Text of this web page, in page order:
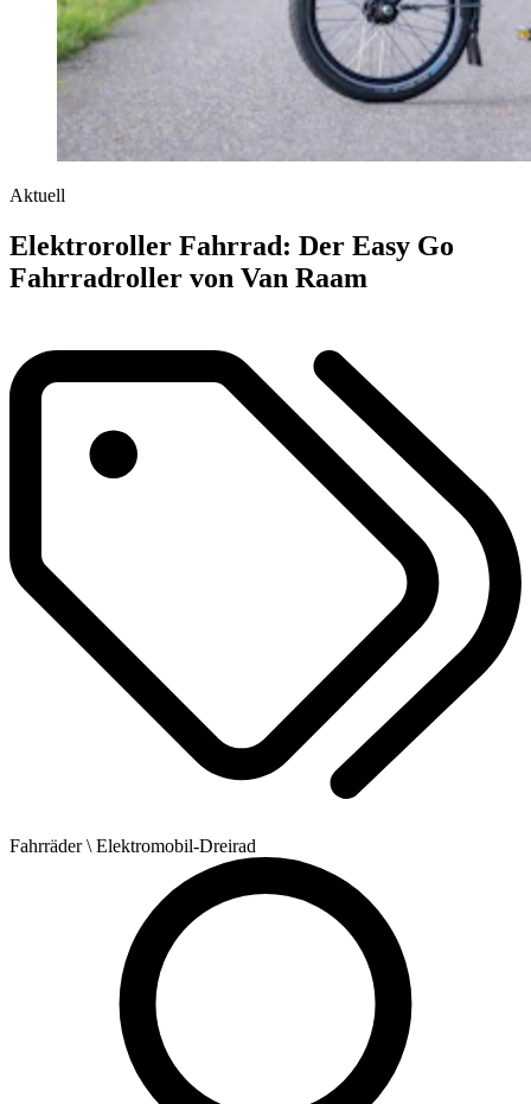
Aktuell
Elektroroller Fahrrad: Der Easy Go
Fahrradroller von Van Raam
Fahrräder\ Elektromobil-Dreirad